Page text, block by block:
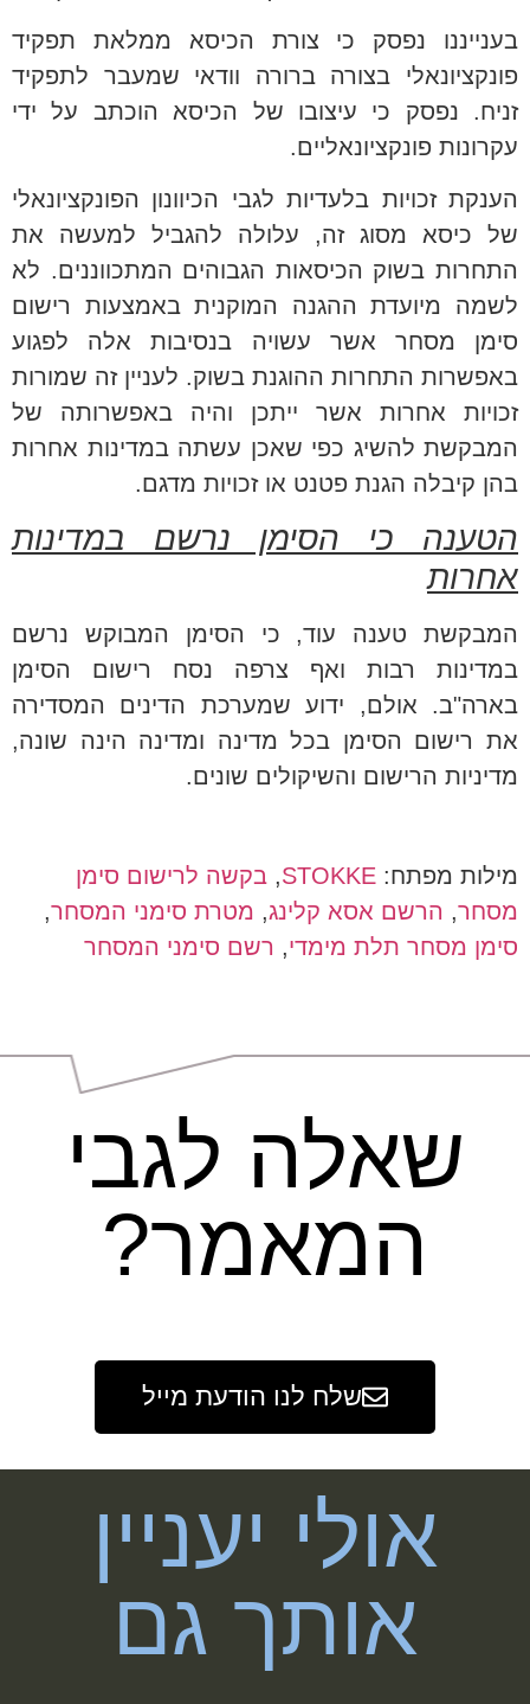
בענייננו נפסק כי צורת הכיסא ממלאת תפקיד
פונקציונאלי בצורה ברורה וודאי שמעבר לתפקיד
זניח. נפסק כי עיצובו של הכיסא הוכתב על ידי
עקרונות פונקציונאליים.
הענקת זכויות בלעדיות לגבי הכיוונון הפונקציונאלי
של כיסא מסוג זה, עלולה להגביל למעשה את
התחרות בשוק הכיסאות הגבוהים המתכווננים. לא
לשמה מיועדת ההגנה המוקנית באמצעות רישום
סימן מסחר אשר עשויה בנסיבות אלה לפגוע
באפשרות התחרות ההוגנת בשוק. לעניין זה שמורות
זכויות אחרות אשר ייתכן והיה באפשרותה של
המבקשת להשיג כפי שאכן עשתה במדינות אחרות
בהן קיבלה הגנת פטנט או זכויות מדגם.
הטענה כי הסימן נרשם במדינות
אחרות
המבקשת טענה עוד, כי הסימן המבוקש נרשם
במדינות רבות ואף צרפה נסח רישום הסימן
בארה"ב. אולם, ידוע שמערכת הדינים המסדירה
את רישום הסימן בכל מדינה ומדינה הינה שונה,
מדיניות הרישום והשיקולים שונים.
מילות מפתח: STOKKE
, בקשה לרישום סימן
מסחר, הרשם אסא קלינג, מטרת סימני המסחר,
סימן מסחר תלת מימדי, רשם סימני המסחר
שאלה לגבי
המאמר?
שלח לנו הודעת מייל
אולי יעניין
אותך גם